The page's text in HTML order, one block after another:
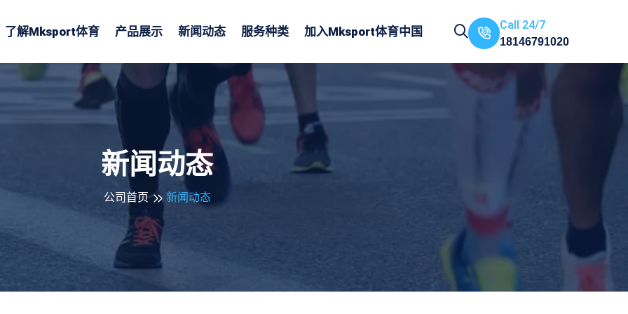
了解Mksport体育 产品展示 新闻动态 服务种类 加入Mksport体育中国 Call 24/7
18146791020
新闻动态
公司首页 新闻动态